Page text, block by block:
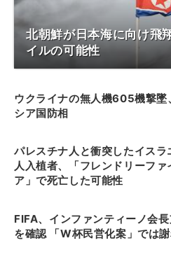
北朝鮮が日本海に向け飛
イルの可能性
ウクライナの無人機605機撃墜
シア国防相
パレスチナ人と衝突したイスラ
人入植者、「フレンドリーファ
ア」で死亡した可能性
FIFA、インファンティーノ会
を確認 「W杯民営化案」では